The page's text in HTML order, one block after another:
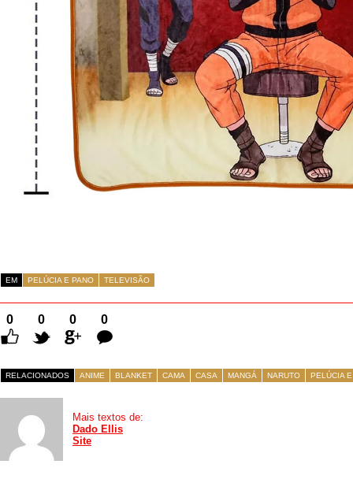
EM PELÚCIA E PANO TELEVISÃO
0 0 0
0
Comentários
RELACIONADOS ANIME BLANKET CAMA CASA MANGÁ NARUTO PELÚCIA
Mais textos de:
Dado Ellis
Site